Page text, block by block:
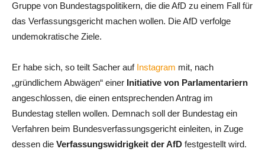
Gruppe von Bundestagspolitikern, die die AfD zu einem Fall für
das Verfassungsgericht machen wollen. Die AfD verfolge
undemokratische Ziele.
Er habe sich, so teilt Sacher auf Instagram mit, nach
„gründlichem Abwägen“ einer Initiative von Parlamentariern
angeschlossen, die einen entsprechenden Antrag im
Bundestag stellen wollen. Demnach soll der Bundestag ein
Verfahren beim Bundesverfassungsgericht einleiten, in Zuge
dessen die Verfassungswidrigkeit der AfD festgestellt wird.